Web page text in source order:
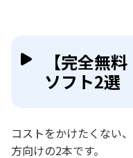
【完全無
ソフト2選
コストをかけたくない
方向けの2本です。